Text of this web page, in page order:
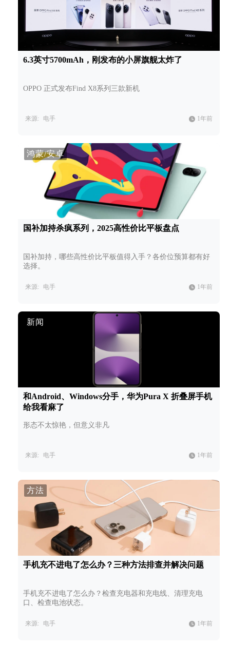
6.3英寸5700mAh，刚发布的小屏旗舰太炸了
OPPO 正式发布Find X8系列三款新机
来源: 电手 1年前
鸿蒙/安卓
国补加持杀疯系列，2025高性价比平板盘点
国补加持，哪些高性价比平板值得入手？各价位预算都有好
选择。
来源: 电手 1年前
新闻
和Android、Windows分手，华为Pura X 折叠屏手机
给我看麻了
形态不太惊艳，但意义非凡
来源: 电手 1年前
方法
手机充不进电了怎么办？三种方法排查并解决问题
手机充不进电了怎么办？检查充电器和充电线、清理充电
口、检查电池状态。
来源: 电手 1年前